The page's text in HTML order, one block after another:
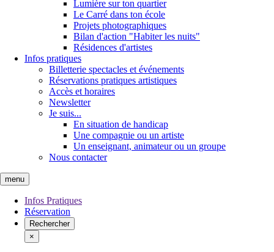
Lumière sur ton quartier
Le Carré dans ton école
Projets photographiques
Bilan d'action "Habiter les nuits"
Résidences d'artistes
Infos pratiques
Billetterie spectacles et événements
Réservations pratiques artistiques
Accès et horaires
Newsletter
Je suis...
En situation de handicap
Une compagnie ou un artiste
Un enseignant, animateur ou un groupe
Nous contacter
menu
Infos Pratiques
Réservation
Rechercher
×